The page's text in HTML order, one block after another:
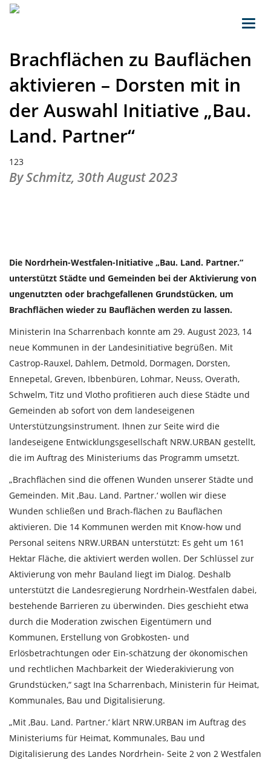
Brachflächen zu Bauflächen
aktivieren – Dorsten mit in
der Auswahl Initiative „Bau.
Land. Partner“
123
By Schmitz, 30th August 2023
Die Nordrhein-Westfalen-Initiative „Bau. Land. Partner.“
unterstützt Städte und Gemeinden bei der Aktivierung von
ungenutzten oder brachgefallenen Grundstücken, um
Brachflächen wieder zu Bauflächen werden zu lassen.
Ministerin Ina Scharrenbach konnte am 29. August 2023, 14
neue Kommunen in der Landesinitiative begrüßen. Mit
Castrop-Rauxel, Dahlem, Detmold, Dormagen, Dorsten,
Ennepetal, Greven, Ibbenbüren, Lohmar, Neuss, Overath,
Schwelm, Titz und Vlotho profitieren auch diese Städte und
Gemeinden ab sofort von dem landeseigenen
Unterstützungsinstrument. Ihnen zur Seite wird die
landeseigene Entwicklungsgesellschaft NRW.URBAN gestellt,
die im Auftrag des Ministeriums das Programm umsetzt.
„Brachflächen sind die offenen Wunden unserer Städte und
Gemeinden. Mit ‚Bau. Land. Partner.‘ wollen wir diese
Wunden schließen und Brach-flächen zu Bauflächen
aktivieren. Die 14 Kommunen werden mit Know-how und
Personal seitens NRW.URBAN unterstützt: Es geht um 161
Hektar Fläche, die aktiviert werden wollen. Der Schlüssel zur
Aktivierung von mehr Bauland liegt im Dialog. Deshalb
unterstützt die Landesregierung Nordrhein-Westfalen dabei,
bestehende Barrieren zu überwinden. Dies geschieht etwa
durch die Moderation zwischen Eigentümern und
Kommunen, Erstellung von Grobkosten- und
Erlösbetrachtungen oder Ein-schätzung der ökonomischen
und rechtlichen Machbarkeit der Wiederakivierung von
Grundstücken,“ sagt Ina Scharrenbach, Ministerin für Heimat,
Kommunales, Bau und Digitalisierung.
„Mit ‚Bau. Land. Partner.‘ klärt NRW.URBAN im Auftrag des
Ministeriums für Heimat, Kommunales, Bau und
Digitalisierung des Landes Nordrhein- Seite 2 von 2 Westfalen